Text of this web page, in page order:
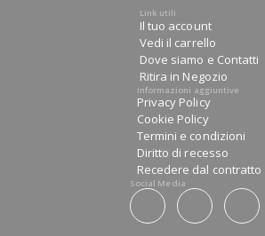
Link utili
Il tuo account
Vedi il carrello
Dove siamo e Contatti
Ritira in Negozio
Informazioni aggiuntive
Privacy Policy
Cookie Policy
Termini e condizioni
Diritto di recesso
Recedere dal contratto
Social Media